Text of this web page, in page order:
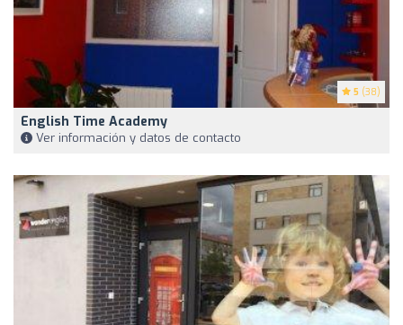
5 (38)
English Time Academy
Ver información y datos de contacto